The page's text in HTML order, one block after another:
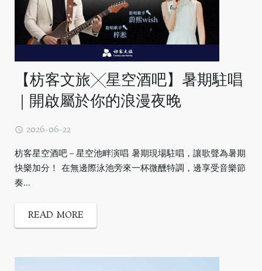
【枋客文旅╳星空酒吧】暑期駐唱
｜開啟屬於你的浪漫夜晚
2026-06-22
枋客星空酒吧－星空池畔演唱 暑期現場駐唱，讓歌聲為暑期
快樂加分！ 在無邊際泳池旁來一杯微醺特調，邊享受音樂節
奏...
READ MORE